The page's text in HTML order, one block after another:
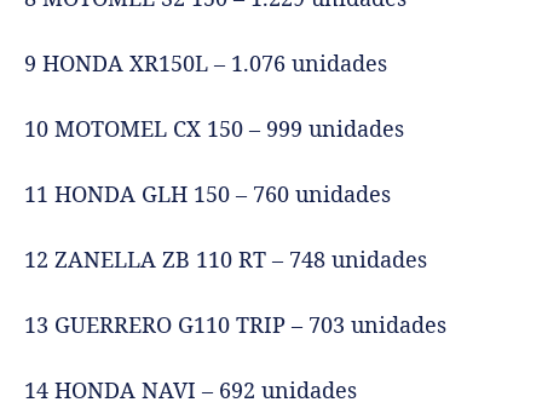
9 HONDA XR150L – 1.076 unidades
10 MOTOMEL CX 150 – 999 unidades
11 HONDA GLH 150 – 760 unidades
12 ZANELLA ZB 110 RT – 748 unidades
13 GUERRERO G110 TRIP – 703 unidades
14 HONDA NAVI – 692 unidades